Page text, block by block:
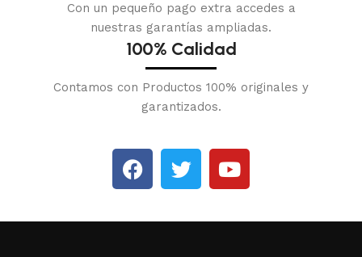
Con un pequeño pago extra accedes a
nuestras garantías ampliadas.
100% Calidad
Contamos con Productos 100% originales y
garantizados.